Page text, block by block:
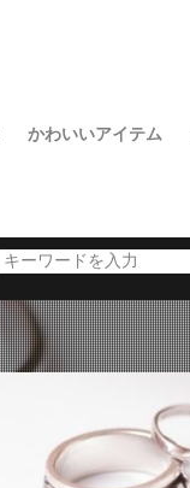
かわいいアイテム